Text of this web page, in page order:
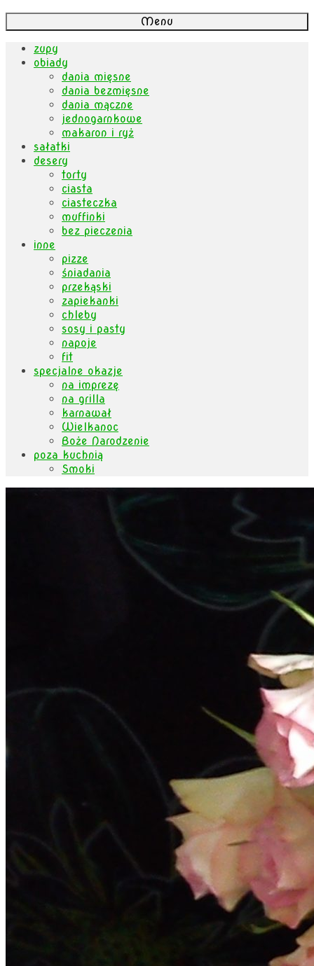
Menu
zupy
obiady
dania mięsne
dania bezmięsne
dania mączne
jednogarnkowe
makaron i ryż
sałatki
desery
torty
ciasta
ciasteczka
muffinki
bez pieczenia
inne
pizze
śniadania
przekąski
zapiekanki
chleby
sosy i pasty
napoje
fit
specjalne okazje
na imprezę
na grilla
karnawał
Wielkanoc
Boże Narodzenie
poza kuchnią
Smoki